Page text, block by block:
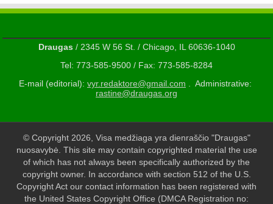
Draugas/ 2345 W 56 St. / Chicago, IL 60636-1040
Tel: 773-585-9500 / Fax: 773-585-8284
E-mail (editorial): vyr.redaktore@gmail.com . Administrative:
rastine@draugas.org
© Copyright 2026, Visa medžiaga yra dienraščio "Draugas"
nuosavybė. This site may contain copyrighted material the use
of which has not always been specifically authorized by the
copyright owner. In accordance with section 512 of the U.S.
Copyright Act our contact information has been registered with
the United States Copyright Office (DMCA Registration no: